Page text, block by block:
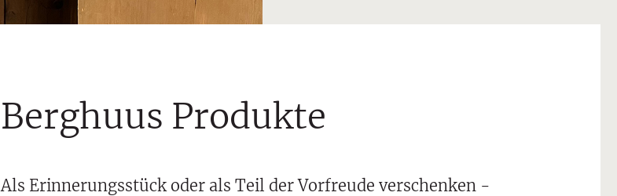
Berghuus Produkte
Als Erinnerungsstück oder als Teil der Vorfreude verschenken -